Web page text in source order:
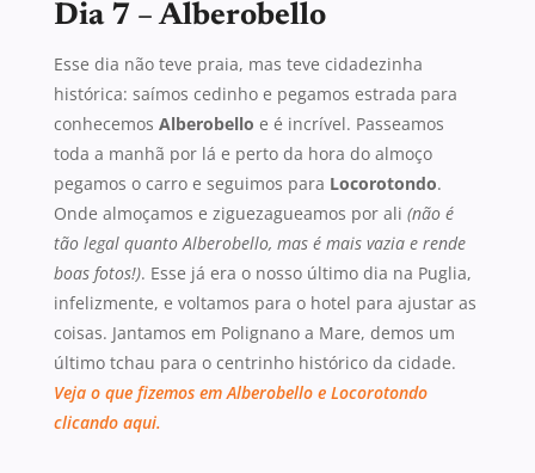
Dia 7 – Alberobello
Esse dia não teve praia, mas teve cidadezinha
histórica: saímos cedinho e pegamos estrada para
conhecemos Alberobello e é incrível. Passeamos
toda a manhã por lá e perto da hora do almoço
pegamos o carro e seguimos para Locorotondo.
Onde almoçamos e ziguezagueamos por ali (não é
tão legal quanto Alberobello, mas é mais vazia e rende
boas fotos!). Esse já era o nosso último dia na Puglia,
infelizmente, e voltamos para o hotel para ajustar as
coisas. Jantamos em Polignano a Mare, demos um
último tchau para o centrinho histórico da cidade.
Veja o que fizemos em Alberobello e Locorotondo
clicando aqui.